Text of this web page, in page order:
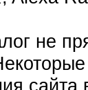
не
сайта